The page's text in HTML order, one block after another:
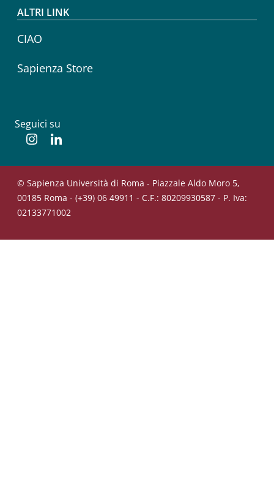
ALTRI LINK
CIAO
Sapienza Store
Seguici su
Instagram
© Sapienza Università di Roma - Piazzale Aldo Moro 5,
00185 Roma - (+39) 06 49911 - C.F.: 80209930587 - P. Iva:
02133771002